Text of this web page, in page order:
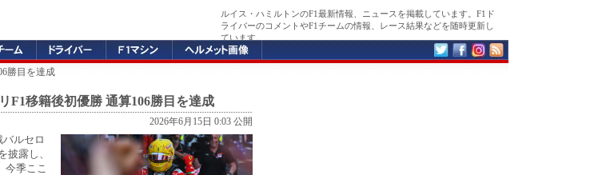
ルイス・ハミルトンのF1最新情報、ニュースを掲載しています。F1ド
ライバーのコメントやF1チームの情報、レース結果などを随時更新し
ています。
勝目を達成
F1移籍後初優勝 通算106勝目を達成
2026年6月15日 0:03 公開
ルセロ
披露し、
今季ここ